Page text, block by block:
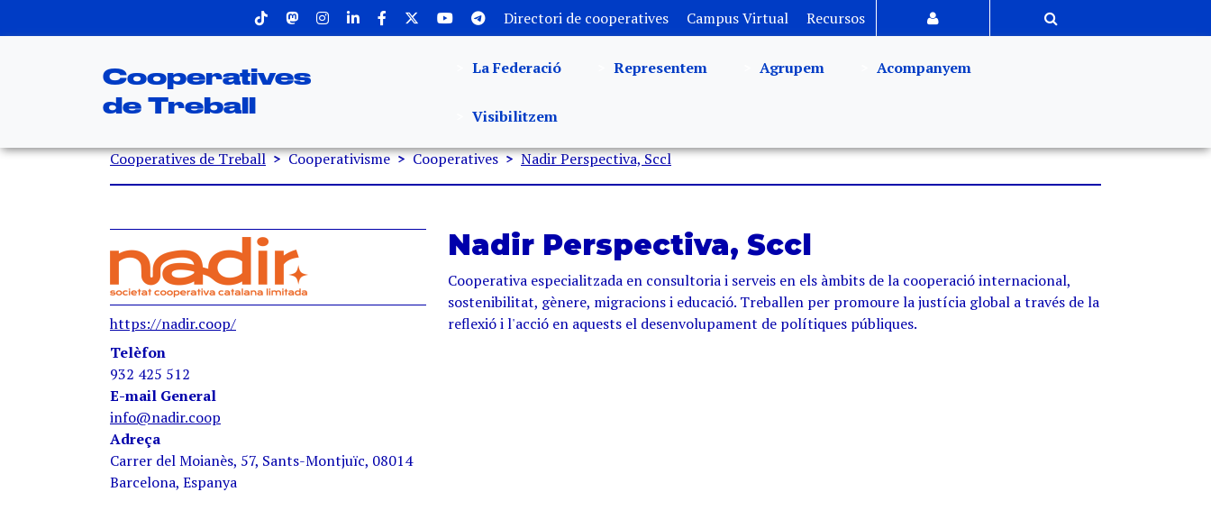
Menu superior Directori de cooperatives Campus Virtual Recursos
Cooperatives
de Treball
La Federació Representem Agrupem Acompanyem
Visibilitzem
Fil d'ariadna
Cooperatives de Treball Cooperativisme Cooperatives Nadir Perspectiva, Sccl
https://nadir.coop/
Telèfon
932 425 512
E-mail General
info@nadir.coop
Adreça
Carrer del Moianès, 57, Sants-Montjuïc, 08014
Barcelona, Espanya
Nadir Perspectiva, Sccl
Cooperativa especialitzada en consultoria i serveis en els àmbits de la cooperació internacional,
sostenibilitat, gènere, migracions i educació. Treballen per promoure la justícia global a través de la
reflexió i l'acció en aquests el desenvolupament de polítiques públiques.